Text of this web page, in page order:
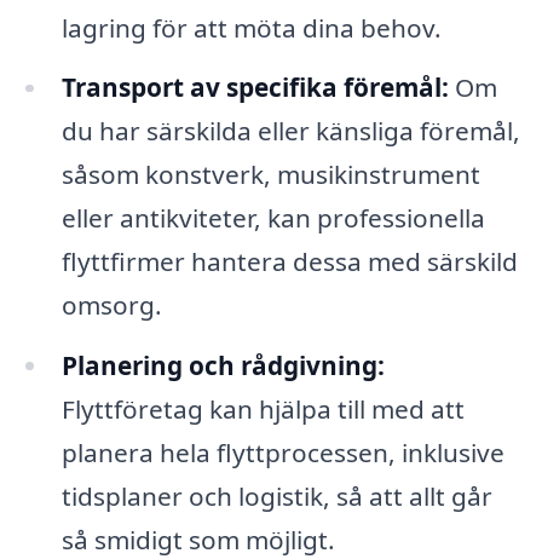
lagring för att möta dina behov.
Transport av specifika föremål: Om
du har särskilda eller känsliga föremål,
såsom konstverk, musikinstrument
eller antikviteter, kan professionella
flyttfirmer hantera dessa med särskild
omsorg.
Planering och rådgivning:
Flyttföretag kan hjälpa till med att
planera hela flyttprocessen, inklusive
tidsplaner och logistik, så att allt går
så smidigt som möjligt.